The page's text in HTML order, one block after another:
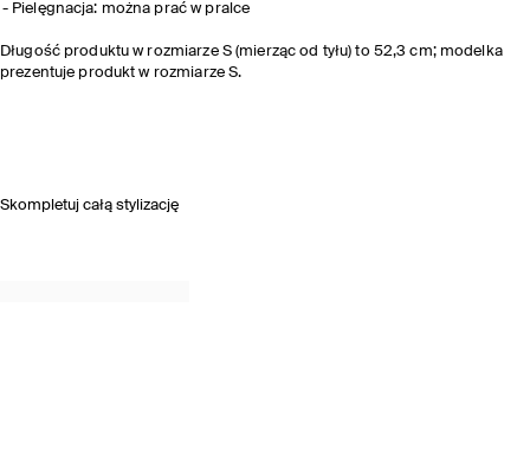
Pielęgnacja: można prać w pralce
Długość produktu w rozmiarze S (mierząc od tyłu) to 52,3 cm; modelka
prezentuje produkt w rozmiarze S.
Skompletuj całą stylizację